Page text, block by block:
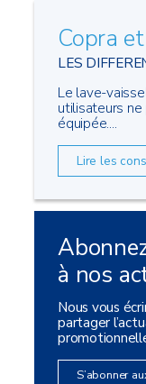
Copra
LES
Le lave-
utilisateurs
équipée....
Lire les
à nos
Nous vous
partager
S’abonner